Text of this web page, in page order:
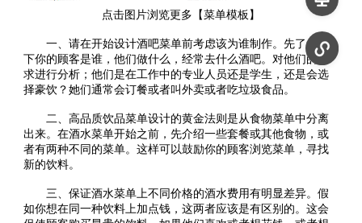
点击图片浏览更多【菜单模板】
一、请在开始设计酒吧菜单前考虑该为谁制作。先了解一
下你的顾客是谁，他们做什么，经常去什么酒吧。对他们的需
求进行分析；他们是在工作中的专业人员还是学生，还是会选
择豪饮？她们通常会订餐或者叫外卖或者吃垃圾食品。
二、高品质饮品菜单设计的黄金法则是从食物菜单中分离
出来。在酒水菜单开始之前，先介绍一些套餐或其他食物，或
者有两种不同的菜单。这样可以鼓励你的顾客浏览菜单，寻找
新的饮料。
三、保证酒水菜单上不同价格的酒水费用有明显差异。假
如你想在同一种饮料上加点钱，这两者应该是有区别的。这会